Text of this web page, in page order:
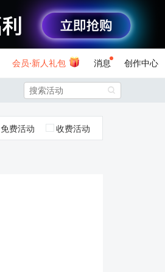
会员·新人礼包 消息 创作中心

免费活动 收费活动